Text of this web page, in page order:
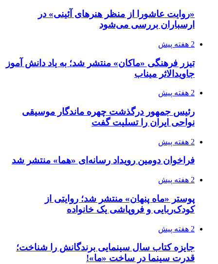
«روایت عاشورا از منظر هنرهای آئینی» در
ارسباران بررسی می‌شود
2 هفته پیش
تیزر فرهنگی «ماکان» منتشر شد؛ به یاد دانش آموز
جاویدالاثر میناب
2 هفته پیش
رئیس جمهور درگذشت چهره ماندگار موسیقی
نواحی ایران را تسلیت گفت
2 هفته پیش
فراخوان دومین رویداد رسانه‌ای «هما» منتشر شد
2 هفته پیش
پوستر «ماه پنهان» منتشر شد؛ روایتی از
کودک‌ربایی و فروپاشی یک خانواده
2 هفته پیش
جایزه کتاب سال سینمایی برندگانش را شناخت؛
قدرت سینما در ساخت «ما»!